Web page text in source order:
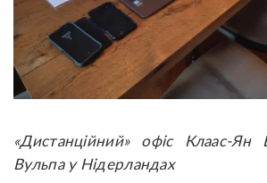
«Дистанційний» офіс Клаас-
Вульпа у Нідерландах